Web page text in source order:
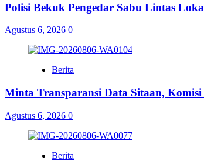
Polisi Bekuk Pengedar Sabu Lintas
Agustus 6, 2026 0
Berita
Minta Transparansi Data Sitaan,
Agustus 6, 2026 0
Berita